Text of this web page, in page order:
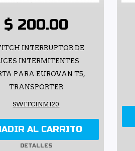
$ 200.00
INTERRUPTOR DE
INTERMITENTES
PARA EUROVAN T5,
TRANSPORTER
SWITCINMI20
AL CARRITO
DETALLES